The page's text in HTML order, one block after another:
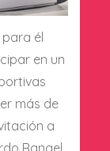
él
en un
más de
a